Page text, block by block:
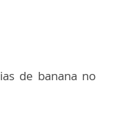
de banana no